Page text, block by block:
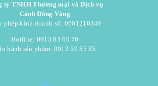
ty TNHH Thương mại và Dịch vụ
Cánh Đồng Vàng
phép kinh doanh số: 0601216349
Hotline: 0913 83 60 70
hành sản phẩm: 0912 59 85 85